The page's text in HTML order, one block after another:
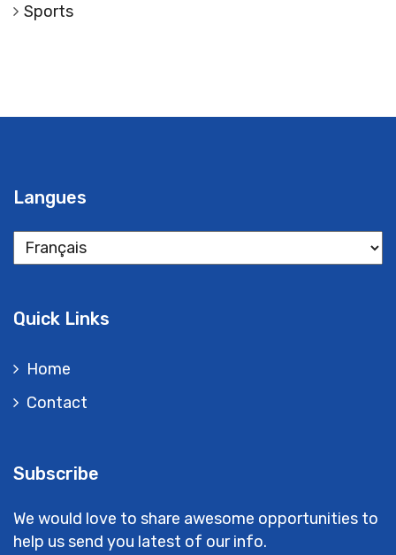
Sports
Langues
Langues
Quick Links
Home
Contact
Subscribe
We would love to share awesome opportunities to
help us send you latest of our info.